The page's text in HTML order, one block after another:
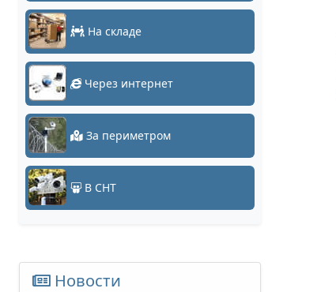
На складе
Через интернет
За периметром
В СНТ
Новости